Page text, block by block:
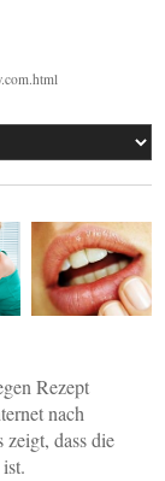
Rezept
nach
zeigt, dass die